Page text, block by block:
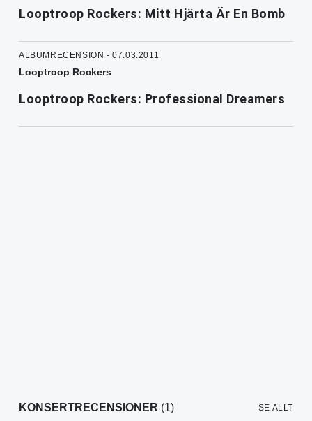
Looptroop Rockers: Mitt Hjärta Är En Bomb
ALBUMRECENSION - 07.03.2011
Looptroop Rockers
Looptroop Rockers: Professional Dreamers
KONSERTRECENSIONER (1) SE ALLT